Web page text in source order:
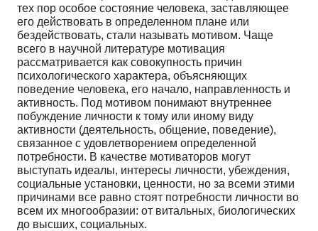
тех пор особое состояние человека, заставляющее
его действовать в определенном плане или
бездействовать, стали называть мотивом. Чаще
всего в научной литературе мотивация
рассматривается как совокупность причин
психологического характера, объясняющих
поведение человека, его начало, направленность и
активность. Под мотивом понимают внутреннее
побуждение личности к тому или иному виду
активности (деятельность, общение, поведение),
связанное с удовлетворением определенной
потребности. В качестве мотиваторов могут
выступать идеалы, интересы личности, убеждения,
социальные установки, ценности, но за всеми этими
причинами все равно стоят потребности личности во
всем их многообразии: от витальных, биологических
до высших, социальных.